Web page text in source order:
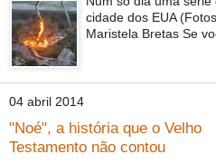
cidade dos EUA
Maristela Bretas Se
04 abril 2014
"Noé", a história que o Velho
Testamento não contou